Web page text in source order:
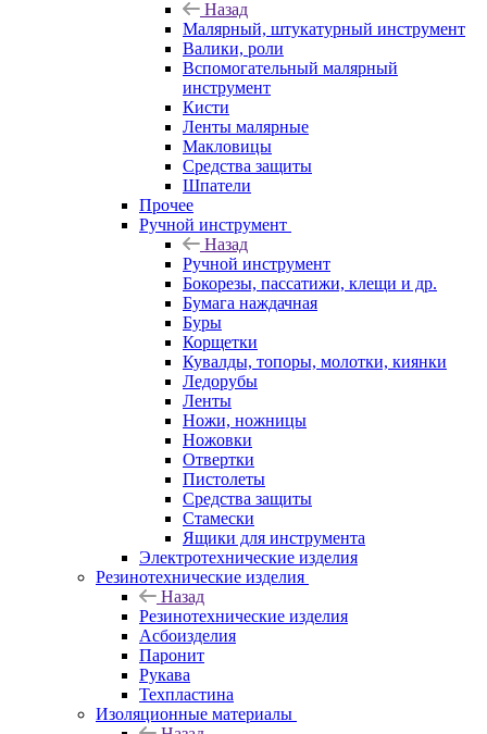
Назад
Малярный, штукатурный инструмент
Валики, роли
Вспомогательный малярный
инструмент
Кисти
Ленты малярные
Макловицы
Средства защиты
Шпатели
Прочее
Ручной инструмент
Назад
Ручной инструмент
Бокорезы, пассатижи, клещи и др.
Бумага наждачная
Буры
Корщетки
Кувалды, топоры, молотки, киянки
Ледорубы
Ленты
Ножи, ножницы
Ножовки
Отвертки
Пистолеты
Средства защиты
Стамески
Ящики для инструмента
Электротехнические изделия
Резинотехнические изделия
Назад
Резинотехнические изделия
Асбоизделия
Паронит
Рукава
Техпластина
Изоляционные материалы